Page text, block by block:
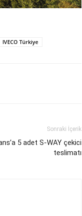
IVECO Türkiye
Sonraki İçerik
5 adet S-WAY çekici
teslimatı